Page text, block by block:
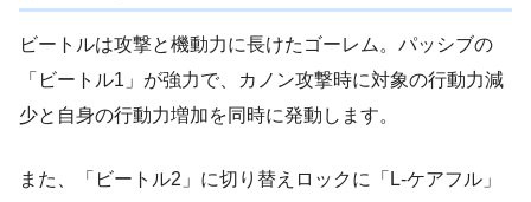
ビートルは攻撃と機動力に長けたゴーレム。パッシブの
「ビートル1」が強力で、カノン攻撃時に対象の行動力減
少と自身の行動力増加を同時に発動します。
また、「ビートル2」に切り替えロックに「L-ケアフル」